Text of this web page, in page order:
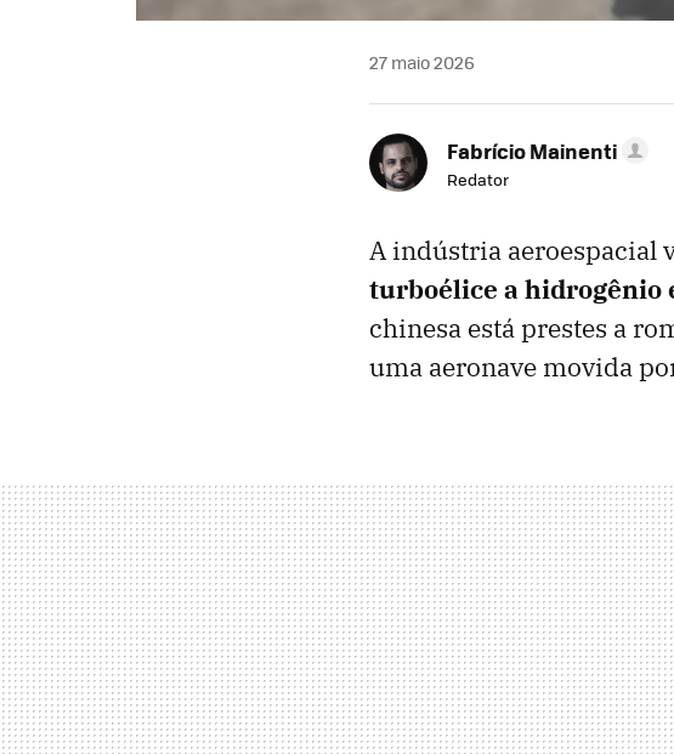
27 maio 2026
Fabrício Mainenti
Redator
A indústria aeroespacial
turboélice a hidrogênio
chinesa está prestes a
uma aeronave movida